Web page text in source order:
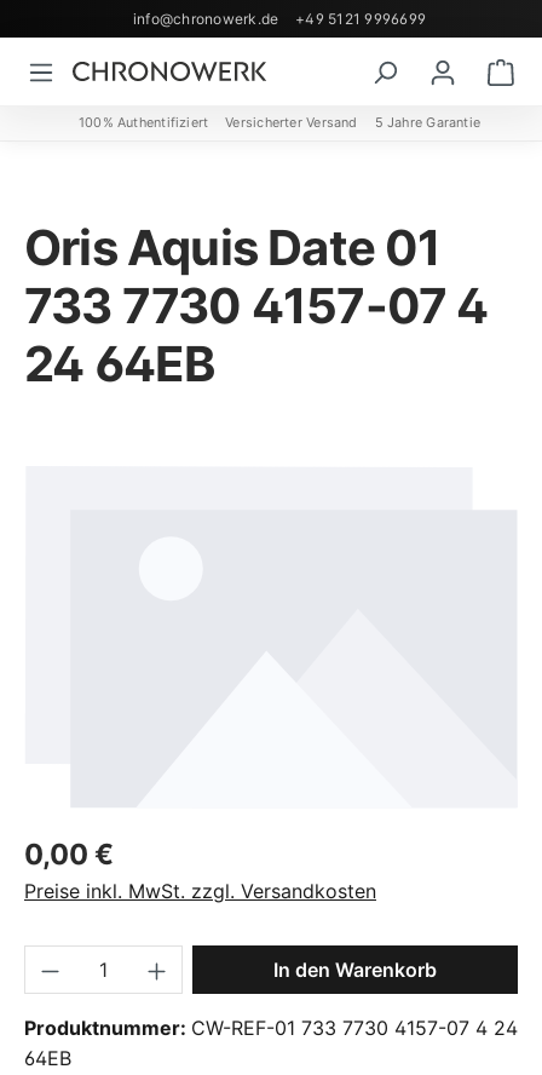
Zum Hauptinhalt springen
info@chronowerk.de +49 5121 9996699
100% Authentifiziert Versicherter Versand 5 Jahre Garantie
Oris Aquis Date 01
733 7730 4157-07 4
24 64EB
Regulärer Preis:
0,00 €
Preise inkl. MwSt. zzgl. Versandkosten
Produkt Anzahl: Gib den gewünschten
In den Warenkorb
Produktnummer: CW-REF-01 733 7730 4157-07 4 24
64EB